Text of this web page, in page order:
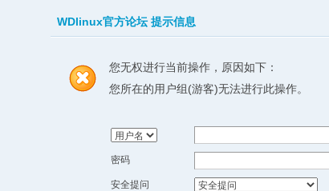
WDlinux官方论坛 提示信息
您无权进行当前操作，原因如下：
您所在的用户组(游客)无法进行此操作。
密码
安全提问